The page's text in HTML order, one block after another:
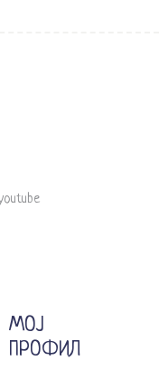
МОЈ
ПРОФИЛ